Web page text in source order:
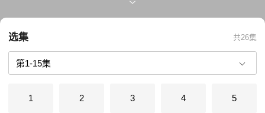
周振华三十六岁生日之后发生了翻天覆地的改变，丈夫的突然冷漠让陶琳
自己的身边，面对残酷的现实和温情的往昔，陶琳的内心里产生了强烈的
动摇。电视台记者楚虹（白冰 饰）是张斌的女友，男友近日里反常的举动
让她开始调查陶琳的身世和过去。随着调查的深入，周振华和陶琳的秘密
渐渐浮出了水面。
选集 共26集
1 2 3 4 5